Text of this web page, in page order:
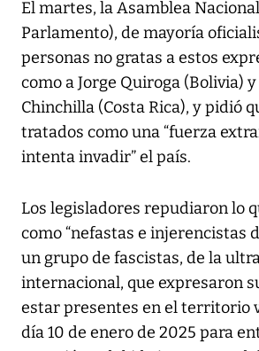
El martes, la Asamblea
Parlamento), de mayoría
personas no gratas a estos
como a Jorge Quiroga (Bolivia)
Chinchilla (Costa Rica), y pidió
tratados como una “fuerza
intenta invadir” el país.
Los legisladores repudiaron lo
como “nefastas e injerencistas
un grupo de fascistas, de la
internacional, que expresaron
estar presentes en el territorio
día 10 de enero de 2025 para